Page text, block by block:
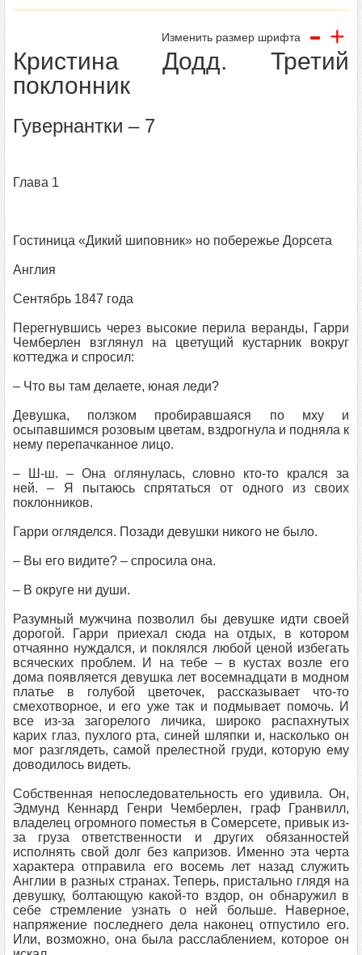
Изменить размер шрифта - +
Кристина Додд. Третий
поклонник
Гувернантки – 7
Глава 1
Гостиница «Дикий шиповник» но побережье Дорсета
Англия
Сентябрь 1847 года
Перегнувшись через высокие перила веранды, Гарри
Чемберлен взглянул на цветущий кустарник вокруг
коттеджа и спросил:
– Что вы там делаете, юная леди?
Девушка, ползком пробиравшаяся по мху и
осыпавшимся розовым цветам, вздрогнула и подняла к
нему перепачканное лицо.
– Ш-ш. – Она оглянулась, словно кто-то крался за
ней. – Я пытаюсь спрятаться от одного из своих
поклонников.
Гарри огляделся. Позади девушки никого не было.
– Вы его видите? – спросила она.
– В округе ни души.
Разумный мужчина позволил бы девушке идти своей
дорогой. Гарри приехал сюда на отдых, в котором
отчаянно нуждался, и поклялся любой ценой избегать
всяческих проблем. И на тебе – в кустах возле его
дома появляется девушка лет восемнадцати в модном
платье в голубой цветочек, рассказывает что-то
смехотворное, и его уже так и подмывает помочь. И
все из-за загорелого личика, широко распахнутых
карих глаз, пухлого рта, синей шляпки и, насколько он
мог разглядеть, самой прелестной груди, которую ему
доводилось видеть.
Собственная непоследовательность его удивила. Он,
Эдмунд Кеннард Генри Чемберлен, граф Гранвилл,
владелец огромного поместья в Сомерсете, привык из-
за груза ответственности и других обязанностей
исполнять свой долг без капризов. Именно эта черта
характера отправила его восемь лет назад служить
Англии в разных странах. Теперь, пристально глядя на
девушку, болтающую какой-то вздор, он обнаружил в
себе стремление узнать о ней больше. Наверное,
напряжение последнего дела наконец отпустило его.
Или, возможно, она была расслаблением, которое он